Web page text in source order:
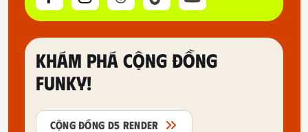
KHÁM PHÁ CỘNG ĐỒNG
FUNKY!
CỘNG ĐỒNG D5 RENDER